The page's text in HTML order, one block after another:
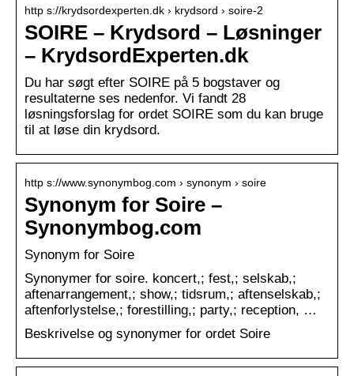
http s://krydsordexperten.dk › krydsord › soire-2
SOIRE – Krydsord – Løsninger
– KrydsordExperten.dk
Du har søgt efter SOIRE på 5 bogstaver og
resultaterne ses nedenfor. Vi fandt 28
løsningsforslag for ordet SOIRE som du kan bruge
til at løse din krydsord.
http s://www.synonymbog.com › synonym › soire
Synonym for Soire –
Synonymbog.com
Synonym for Soire
Synonymer for soire. koncert,; fest,; selskab,;
aftenarrangement,; show,; tidsrum,; aftenselskab,;
aftenforlystelse,; forestilling,; party,; reception, …
Beskrivelse og synonymer for ordet Soire